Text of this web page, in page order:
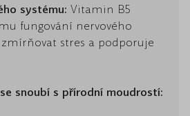
systému: Vitamin B5
fungování nervového
stres a podporuje
snoubí s přírodní moudrostí: